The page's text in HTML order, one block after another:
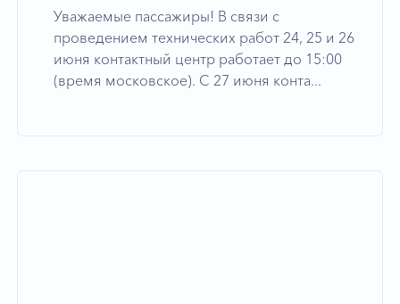
Уважаемые пассажиры! В связи с
проведением технических работ 24, 25 и 26
июня контактный центр работает до 15:00
(время московское). С 27 июня конта...